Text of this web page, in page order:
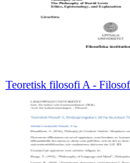
Teoretisk filosofi A -